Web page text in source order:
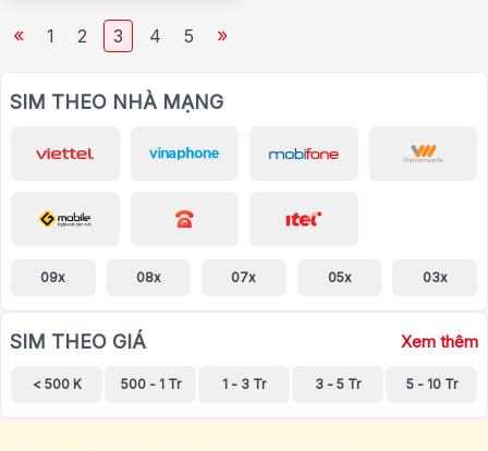
« 1 2 3 4 5 »
SIM THEO NHÀ MẠNG
09x 08x 07x 05x 03x
SIM THEO GIÁ Xem thêm
< 500 K 500 - 1 Tr 1 - 3 Tr 3 - 5 Tr 5 - 10 Tr